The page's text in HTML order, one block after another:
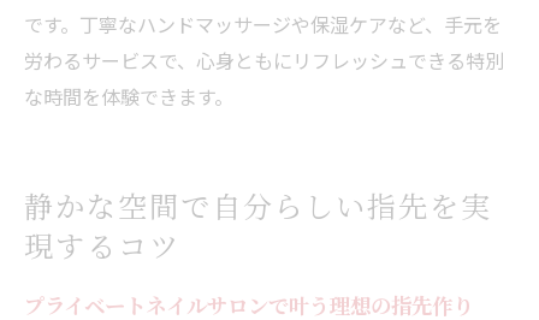
名古屋駅周辺のサロン利用で得られるメリ
ット
です。丁寧なハンドマッサージや保湿ケアなど、手元を
労わるサービスで、心身ともにリフレッシュできる特別
な時間を体験できます。
静かな空間で自分らしい指先を実
現するコツ
プライベートネイルサロンで叶う理想の指先作り